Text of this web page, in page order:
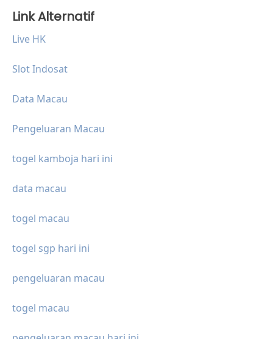
Link Alternatif
Live HK
Slot Indosat
Data Macau
Pengeluaran Macau
togel kamboja hari ini
data macau
togel macau
togel sgp hari ini
pengeluaran macau
togel macau